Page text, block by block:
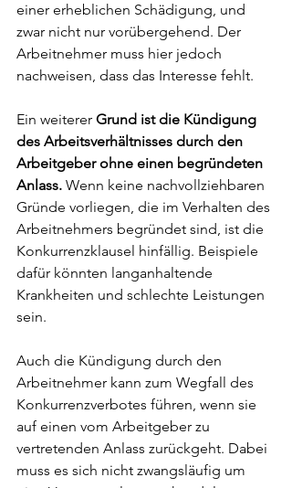
einer erheblichen Schädigung, und
zwar nicht nur vorübergehend. Der
Arbeitnehmer muss hier jedoch
nachweisen, dass das Interesse fehlt.
Ein weiterer Grund ist die Kündigung
des Arbeitsverhältnisses durch den
Arbeitgeber ohne einen begründeten
Anlass. Wenn keine nachvollziehbaren
Gründe vorliegen, die im Verhalten des
Arbeitnehmers begründet sind, ist die
Konkurrenzklausel hinfällig. Beispiele
dafür könnten langanhaltende
Krankheiten und schlechte Leistungen
sein.
Auch die Kündigung durch den
Arbeitnehmer kann zum Wegfall des
Konkurrenzverbotes führen, wenn sie
auf einen vom Arbeitgeber zu
vertretenden Anlass zurückgeht. Dabei
muss es sich nicht zwangsläufig um